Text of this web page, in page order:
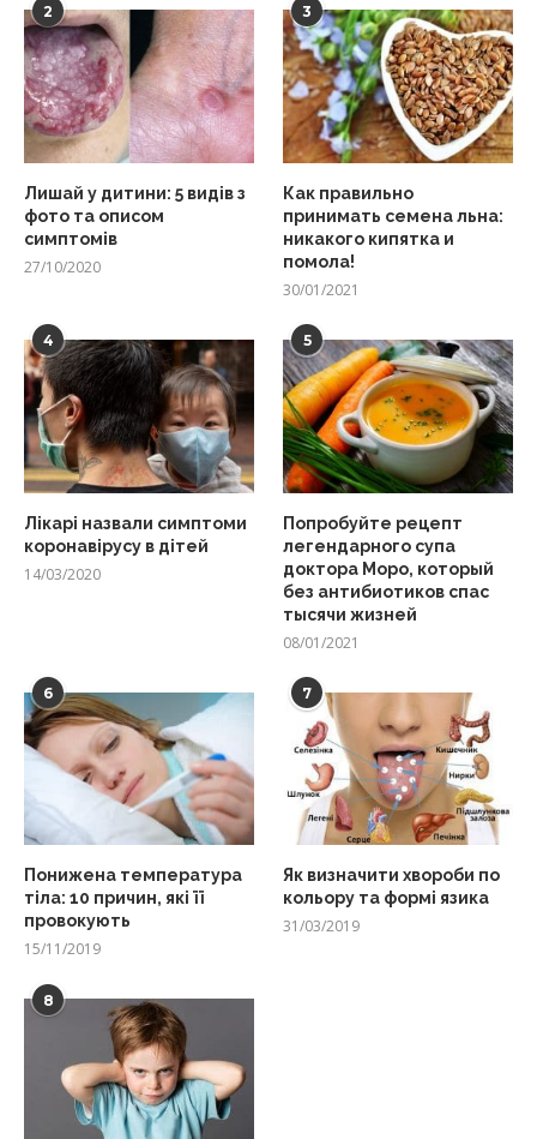
2
Лишай у дитини: 5 видів з
фото та описом
симптомів
27/10/2020
3
Как правильно
принимать семена льна:
никакого кипятка и
помола!
30/01/2021
4
Лікарі назвали симптоми
коронавірусу в дітей
14/03/2020
5
Попробуйте рецепт
легендарного супа
доктора Моро, который
без антибиотиков спас
тысячи жизней
08/01/2021
6
Понижена температура
тіла: 10 причин, які її
провокують
15/11/2019
7
Як визначити хвороби по
кольору та формі язика
31/03/2019
8